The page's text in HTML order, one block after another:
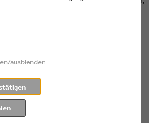
zu stärken.
wir freuen uns auf die weitere
und darauf, Eyes & Ears of Europe
und Eurem Fachwissen zu bereichern.
& Ears of Europe
verändern
ausblenden